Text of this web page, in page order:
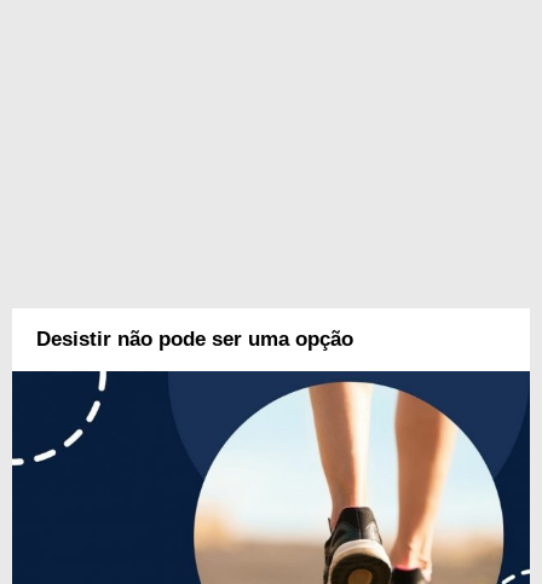
Desistir não pode ser uma opção